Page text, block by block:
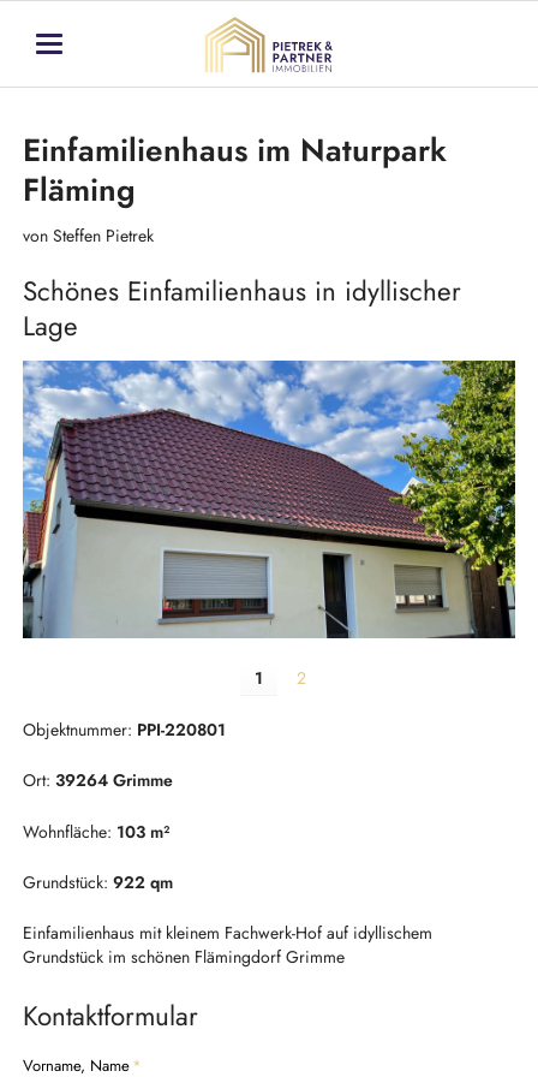
Einfamilienhaus im Naturpark
Fläming
von Steffen Pietrek
Schönes Einfamilienhaus in idyllischer
Lage
1 2
Objektnummer: PPI-220801
Ort: 39264 Grimme
Wohnfläche: 103 m²
Grundstück: 922 qm
Einfamilienhaus mit kleinem Fachwerk-Hof auf idyllischem
Grundstück im schönen Flämingdorf Grimme
Kontaktformular
P
Vorname, Name*